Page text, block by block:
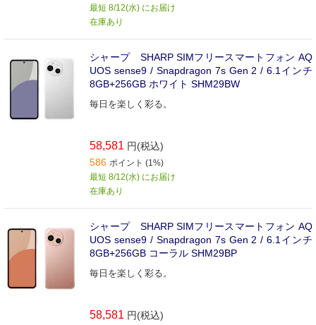
最短 8/12(水) にお届け
在庫あり
シャープ SHARP SIMフリースマートフォン AQ
UOS sense9 / Snapdragon 7s Gen 2 / 6.1インチ
8GB+256GB ホワイト SHM29BW
毎日を楽しく彩る。
58,581 円(税込)
586 ポイント (1%)
最短 8/12(水) にお届け
在庫あり
シャープ SHARP SIMフリースマートフォン AQ
UOS sense9 / Snapdragon 7s Gen 2 / 6.1インチ
8GB+256GB コーラル SHM29BP
毎日を楽しく彩る。
58,581 円(税込)